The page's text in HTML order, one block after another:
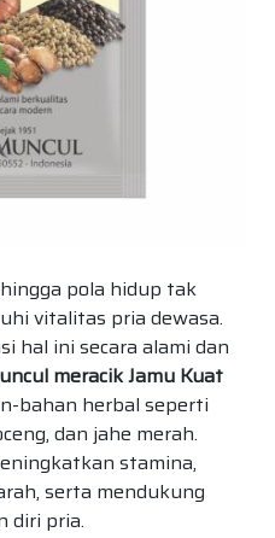
pola hidup tak
vitalitas pria dewasa.
hal ini secara alami dan
meracik Jamu Kuat
bahan herbal seperti
dan jahe merah.
stamina,
serta mendukung
diri pria.